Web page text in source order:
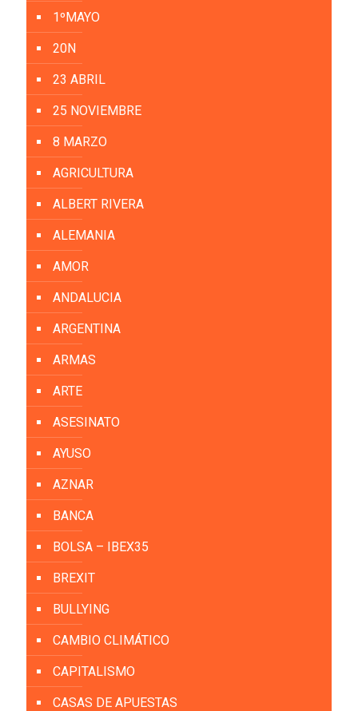
1ºMAYO
20N
23 ABRIL
25 NOVIEMBRE
8 MARZO
AGRICULTURA
ALBERT RIVERA
ALEMANIA
AMOR
ANDALUCIA
ARGENTINA
ARMAS
ARTE
ASESINATO
AYUSO
AZNAR
BANCA
BOLSA – IBEX35
BREXIT
BULLYING
CAMBIO CLIMÁTICO
CAPITALISMO
CASAS DE APUESTAS